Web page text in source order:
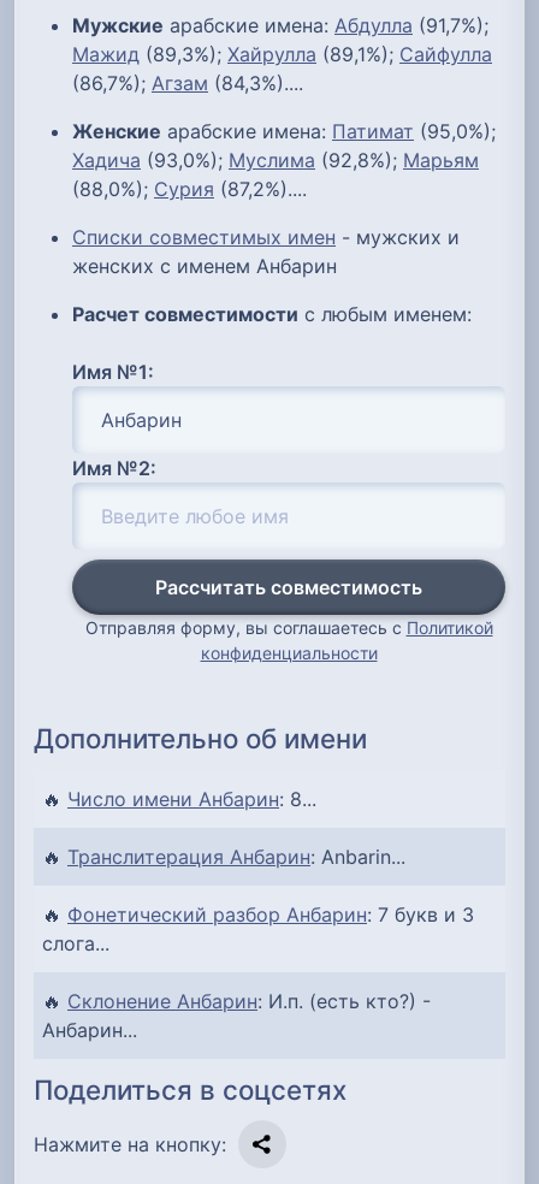
Мужские арабские имена: Абдулла (91,7%);
Мажид (89,3%); Хайрулла (89,1%); Сайфулла
(86,7%); Агзам (84,3%)....
Женские арабские имена: Патимат (95,0%);
Хадича (93,0%); Муслима (92,8%); Марьям
(88,0%); Сурия (87,2%)....
Списки совместимых имен - мужских и
женских с именем Анбарин
Расчет совместимости с любым именем:
Имя №1:
Имя №2:
Рассчитать совместимость
Отправляя форму, вы соглашаетесь с Политикой
конфиденциальности
Дополнительно об имени
🔥 Число имени Анбарин: 8...
🔥 Транслитерация Анбарин: Anbarin...
🔥 Фонетический разбор Анбарин: 7 букв и 3
слога...
🔥 Склонение Анбарин: И.п. (есть кто?) -
Анбарин...
Поделиться в соцсетях
Нажмите на кнопку: